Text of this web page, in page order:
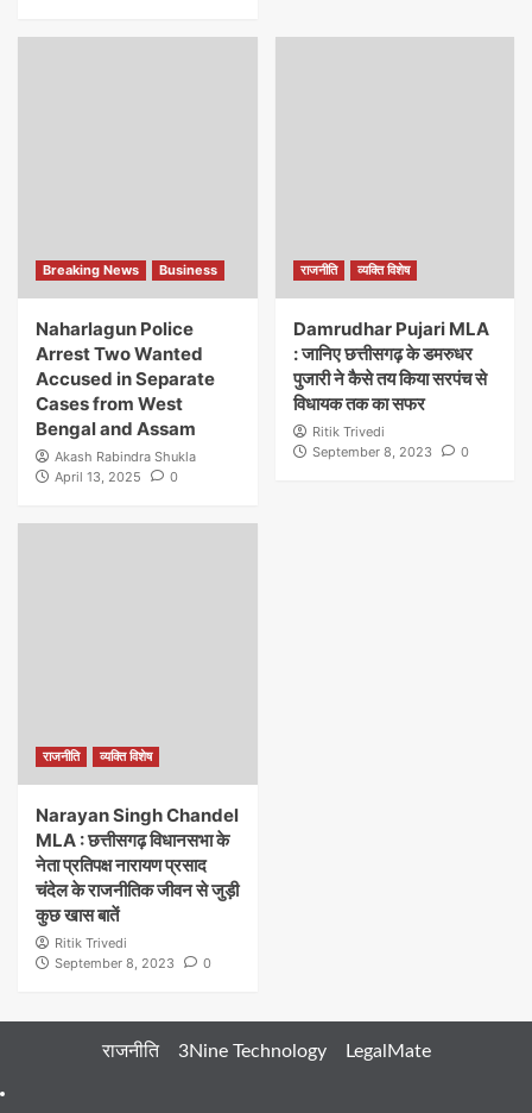
Breaking News Business
Naharlagun Police
Arrest Two Wanted
Accused in Separate
Cases from West
Bengal and Assam
Akash Rabindra Shukla
April 13, 2025
0
राजनीति व्यक्ति विशेष
Damrudhar Pujari MLA
: जानिए छत्तीसगढ़ के डमरुधर
पुजारी ने कैसे तय किया सरपंच से
विधायक तक का सफर
Ritik Trivedi
September 8, 2023
0
राजनीति व्यक्ति विशेष
Narayan Singh Chandel
MLA : छत्तीसगढ़ विधानसभा के
नेता प्रतिपक्ष नारायण प्रसाद
चंदेल के राजनीतिक जीवन से जुड़ी
कुछ खास बातें
Ritik Trivedi
September 8, 2023
0
राजनीति 3Nine Technology LegalMate